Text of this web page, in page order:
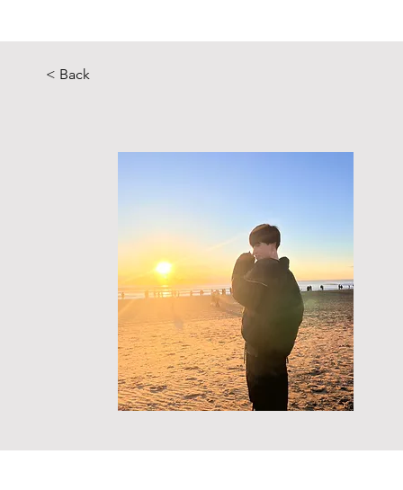
< Back